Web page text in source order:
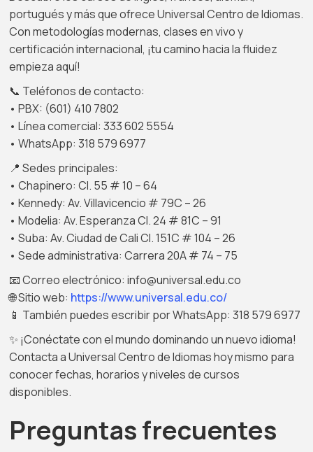
portugués y más que ofrece Universal Centro de Idiomas.
Con metodologías modernas, clases en vivo y
certificación internacional, ¡tu camino hacia la fluidez
empieza aquí!
📞 Teléfonos de contacto:
• PBX: (601) 410 7802
• Línea comercial: 333 602 5554
• WhatsApp: 318 579 6977
📍 Sedes principales:
• Chapinero: Cl. 55 # 10 – 64
• Kennedy: Av. Villavicencio # 79C – 26
• Modelia: Av. Esperanza Cl. 24 # 81C – 91
• Suba: Av. Ciudad de Cali Cl. 151C # 104 – 26
• Sede administrativa: Carrera 20A # 74 – 75
📧 Correo electrónico: info@universal.edu.co
🌐 Sitio web: https://www.universal.edu.co/
📱 También puedes escribir por WhatsApp: 318 579 6977
✨ ¡Conéctate con el mundo dominando un nuevo idioma!
Contacta a Universal Centro de Idiomas hoy mismo para
conocer fechas, horarios y niveles de cursos
disponibles.
Preguntas frecuentes